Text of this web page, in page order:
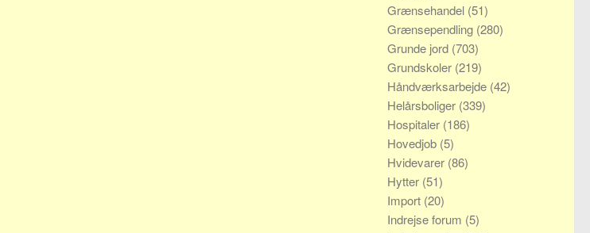
Grænsehandel (51)
Grænsependling (280)
Grunde jord (703)
Grundskoler (219)
Håndværksarbejde (42)
Helårsboliger (339)
Hospitaler (186)
Hovedjob (5)
Hvidevarer (86)
Hytter (51)
Import (20)
Indrejse forum (5)